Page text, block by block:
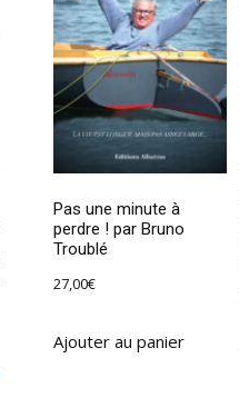
Pas une minute à
perdre ! par Bruno
Troublé
27,00€
Ajouter au panier